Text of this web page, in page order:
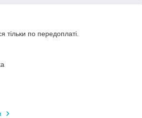
тільки по передоплаті.